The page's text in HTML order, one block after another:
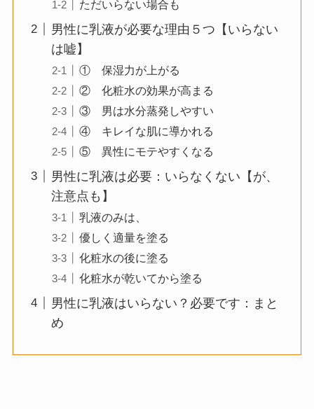
ただいらない場合も
男性に乳液が必要な理由５つ【いらない
は嘘】
① 保湿力が上がる
② 化粧水の効果が高まる
③ 男は水分蒸発しやすい
④ キレイな肌に導かれる
⑤ 異性にモテやすくなる
男性に乳液は必要：いらなくない【が、
注意点も】
乳液のみは、
優しく適量を塗る
化粧水の後に塗る
化粧水が乾いてから塗る
男性に乳液はいらない？必要です：まと
め